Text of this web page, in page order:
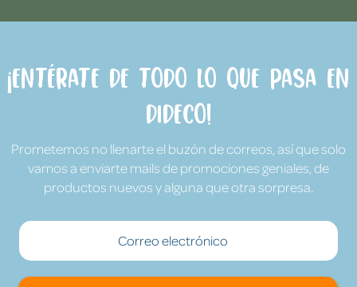
¡Entérate de todo lo que pasa en
Dideco!
Prometemos no llenarte el buzón de correos, así que solo
vamos a enviarte mails de promociones geniales, de
productos nuevos y alguna que otra sorpresa.